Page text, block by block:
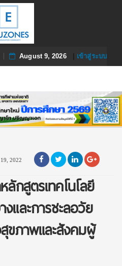
August 9, 2026| เข้าสู่ระบบ
2022
กสูตรเทคโนโลยี
และการชะลอวัย
ขภาพและสังคมผู้